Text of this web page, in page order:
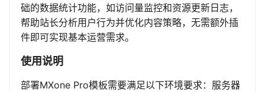
础的数据统计功能，如访问量监控和资源更新日志，
帮助站长分析用户行为并优化内容策略，无需额外插
件即可实现基本运营需求。
使用说明
部署MXone Pro模板需要满足以下环境要求：服务器